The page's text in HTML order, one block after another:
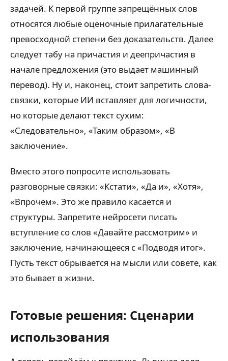
задачей. К первой группе запрещённых слов
относятся любые оценочные прилагательные
превосходной степени без доказательств. Далее
следует табу на причастия и деепричастия в
начале предложения (это выдает машинный
перевод). Ну и, наконец, стоит запретить слова-
связки, которые ИИ вставляет для логичности,
но которые делают текст сухим:
«Следовательно», «Таким образом», «В
заключение».
Вместо этого попросите использовать
разговорные связки: «Кстати», «Да и», «Хотя»,
«Впрочем». Это же правило касается и
структуры. Запретите нейросети писать
вступление со слов «Давайте рассмотрим» и
заключение, начинающееся с «Подводя итог».
Пусть текст обрывается на мысли или совете, как
это бывает в жизни.
Готовые решения: Сценарии
использования